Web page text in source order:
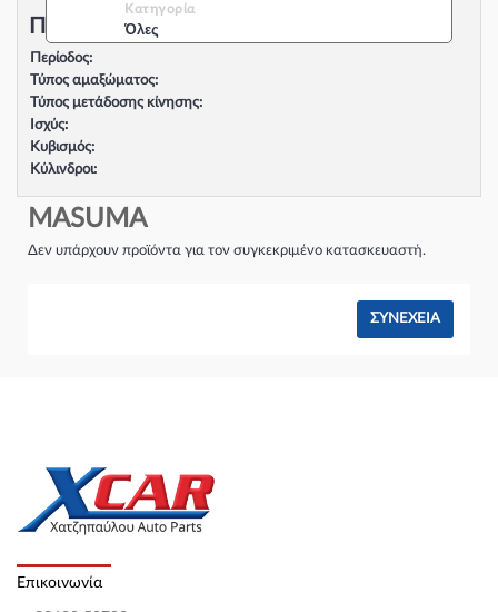
Κατηγορία
Όλες
Περιγραφή Αυτοκινήτου:
Περίοδος:
Τύπος αμαξώματος:
Τύπος μετάδοσης κίνησης:
Ισχύς:
Κυβισμός:
Κύλινδροι:
Τύπος κινητήρα:
MASUMA
Δεν υπάρχουν προϊόντα για τον συγκεκριμένο κατασκευαστή.
ΣΥΝΈΧΕΙΑ
Επικοινωνία